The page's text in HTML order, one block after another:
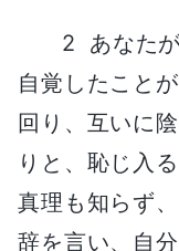
2 あなた
自覚したこと
回り、互いに
りと、恥じ入
真理も知らず
辞を言い、自